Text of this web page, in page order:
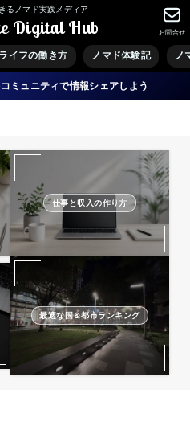
るノマド実践メディア
Digital Hub
イフの働き方 ノマド体験記 ノ
お問合せ
ミュニティで情報シェアしよう
仕事と収入の作り方
最適な国＆都市ランキング